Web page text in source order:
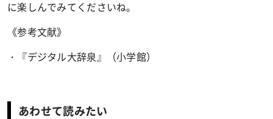
に楽しんでみてくださいね。
《参考文献》
・『デジタル大辞泉』（小学館）
あわせて読みたい